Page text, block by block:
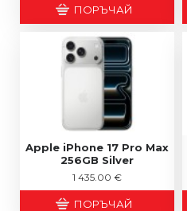
ПОРЪЧАЙ
Apple iPhone 17 Pro Max
256GB Silver
1 435.00 €
ПОРЪЧАЙ